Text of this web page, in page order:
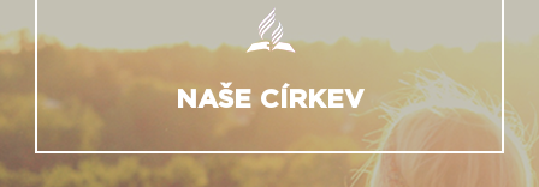
NAŠE CÍRKEV